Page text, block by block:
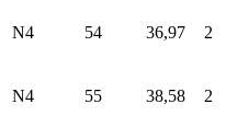
N4 54 36,97 2
N4 55 38,58 2